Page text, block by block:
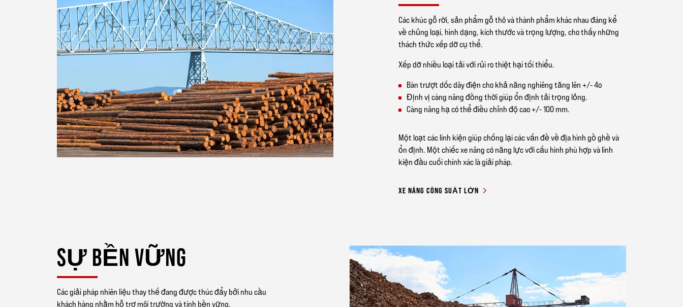
Các khúc gỗ rời, sản phẩm gỗ thô và thành phẩm khác nhau đáng kể
về chủng loại, hình dạng, kích thước và trọng lượng, cho thấy những
thách thức xếp dỡ cụ thể.
Xếp dỡ nhiều loại tải với rủi ro thiệt hại tối thiểu.
Bàn trượt dốc dây điện cho khả năng nghiêng tăng lên +/- 4o
Định vị càng nâng đồng thời giúp ổn định tải trọng lỏng.
Càng nâng hạ có thể điều chỉnh độ cao +/- 100 mm.
Một loạt các linh kiện giúp chống lại các vấn đề về địa hình gồ ghề và
ổn định. Một chiếc xe nâng có năng lực với cấu hình phù hợp và linh
kiện đầu cuối chính xác là giải pháp.
XE NÂNG CÔNG SUẤT LỚN
SỰ BỀN VỮNG
Các giải pháp nhiên liệu thay thế đang được thúc đẩy bởi nhu cầu
khách hàng nhằm hỗ trợ môi trường và tính bền vững.